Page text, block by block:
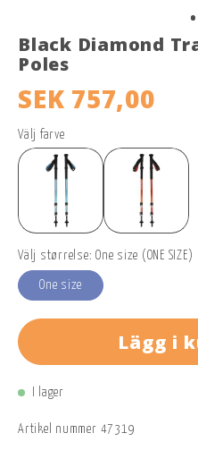
Black Diamond
Poles
SEK 757,00
Välj farve
Välj størrelse: One size (ONE SIZE)
One size
Lägg i
I lager
Artikel nummer 47319